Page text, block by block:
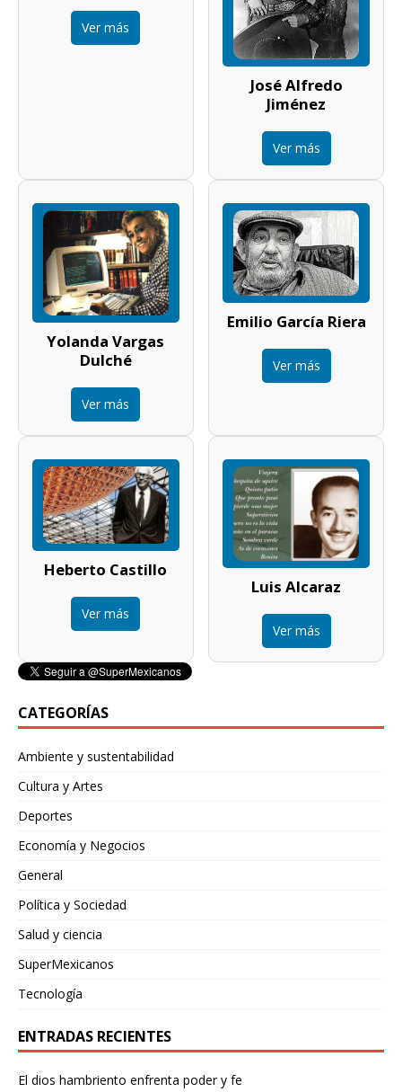
Ver más
José Alfredo
Jiménez
Ver más
Yolanda Vargas
Dulché
Ver más
Emilio García Riera
Ver más
Heberto Castillo
Ver más
Luis Alcaraz
Ver más
CATEGORÍAS
Ambiente y sustentabilidad
Cultura y Artes
Deportes
Economía y Negocios
General
Política y Sociedad
Salud y ciencia
SuperMexicanos
Tecnología
ENTRADAS RECIENTES
El dios hambriento enfrenta poder y fe